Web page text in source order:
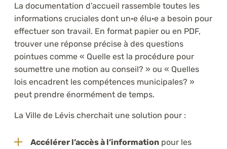
La documentation d’accueil rassemble toutes les
informations cruciales dont un·e élu·e a besoin pour
effectuer son travail. En format papier ou en PDF,
trouver une réponse précise à des questions
pointues comme « Quelle est la procédure pour
soumettre une motion au conseil? » ou « Quelles
lois encadrent les compétences municipales? »
peut prendre énormément de temps.
La Ville de Lévis cherchait une solution pour :
Accélérer l’accès à l’information pour les